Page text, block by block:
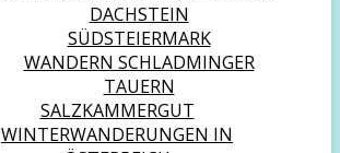
DACHSTEIN
SÜDSTEIERMARK
WANDERN SCHLADMINGER
TAUERN
SALZKAMMERGUT
WINTERWANDERUNGEN IN